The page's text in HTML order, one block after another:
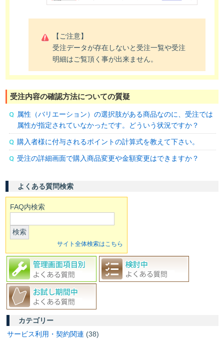
【ご注意】
受注データが存在しないと受注一覧や受注
明細はご覧頂く事が出来ません。
受注内容の確認方法についての質疑
属性（バリエーション）の選択肢がある商品なのに、受注では
属性が指定されていなかったです。どういう状況ですか？
購入者様に付与されるポイントの計算式を教えて下さい。
受注の詳細画面で購入商品変更や金額変更はできますか？
よくある質問検索
FAQ内検索
検索
サイト全体検索はこちら
カテゴリー
サービス利用・契約関連 (38)